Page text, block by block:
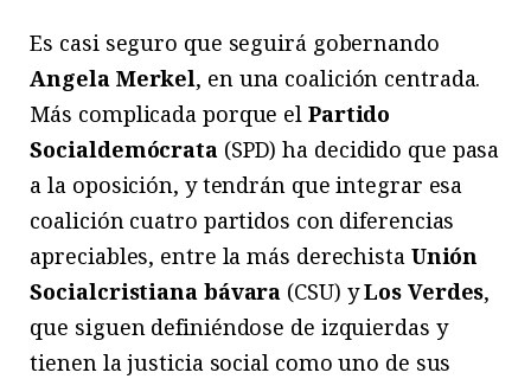
Es casi seguro que seguirá gobernando
Angela Merkel, en una coalición centrada.
Más complicada porque el Partido
Socialdemócrata(SPD) ha decidido que pasa
a la oposición, y tendrán que integrar esa
coalición cuatro partidos con diferencias
apreciables, entre la más derechista Unión
Socialcristiana bávara (CSU) yLos Verdes,
que siguen definiéndose de izquierdas y
tienen la justicia social como uno de sus